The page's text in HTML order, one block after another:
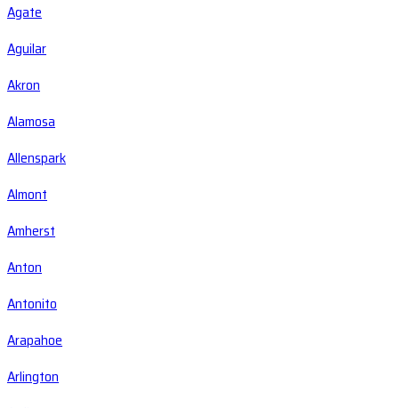
Agate
Aguilar
Akron
Alamosa
Allenspark
Almont
Amherst
Anton
Antonito
Arapahoe
Arlington